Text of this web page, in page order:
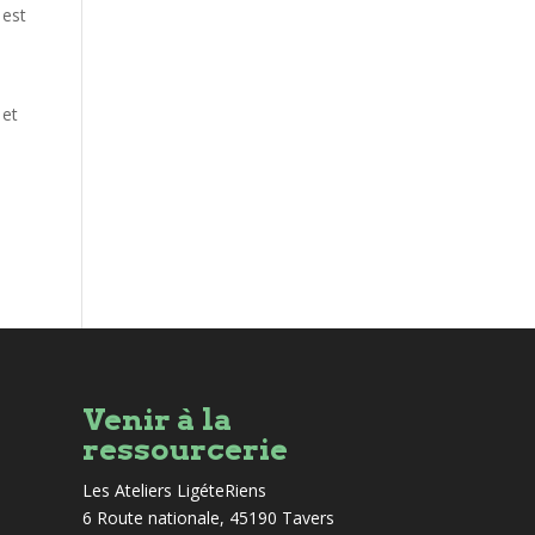
Venir à la
ressourcerie
Les Ateliers LigéteRiens
6 Route nationale, 45190 Tavers